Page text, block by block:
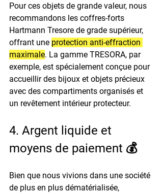
Pour ces objets de grande valeur, nous
recommandons les coffres-forts
Hartmann Tresore de grade supérieur,
offrant une protection anti-effraction
maximale. La gamme TRESORA, par
exemple, est spécialement conçue pour
accueillir des bijoux et objets précieux
avec des compartiments organisés et
un revêtement intérieur protecteur.
4. Argent liquide et
moyens de paiement 💰
Bien que nous vivions dans une société
de plus en plus dématérialisée,